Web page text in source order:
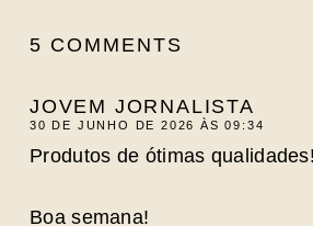
5 COMMENTS
JOVEM JORNALISTA
30 DE JUNHO DE 2026 ÀS 09:34
Produtos de ótimas qualidades!
Boa semana!